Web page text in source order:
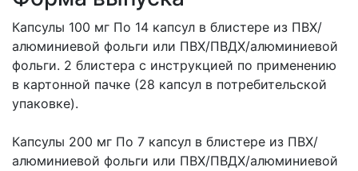
Капсулы 100 мг По 14 капсул в блистере из ПВХ/
алюминиевой фольги или ПВХ/ПВДХ/алюминиевой
фольги. 2 блистера с инструкцией по применению
в картонной пачке (28 капсул в потребительской
упаковке).
Капсулы 200 мг По 7 капсул в блистере из ПВХ/
алюминиевой фольги или ПВХ/ПВДХ/алюминиевой